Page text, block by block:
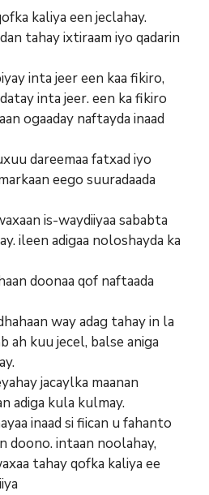
kaliya een jeclahay.
tahay ixtiraam iyo qadarin
inta jeer een kaa fikiro,
inta jeer. een ka fikiro
ogaaday naftayda inaad
dareemaa fatxad iyo
eego suuradaada
is-waydiiyaa sababta
ileen adigaa noloshayda ka
doonaa qof naftaada
way adag tahay in la
ah kuu jecel, balse aniga
jacaylka maanan
adiga kula kulmay.
inaad si fiican u fahanto
doono. intaan noolahay,
tahay qofka kaliya ee